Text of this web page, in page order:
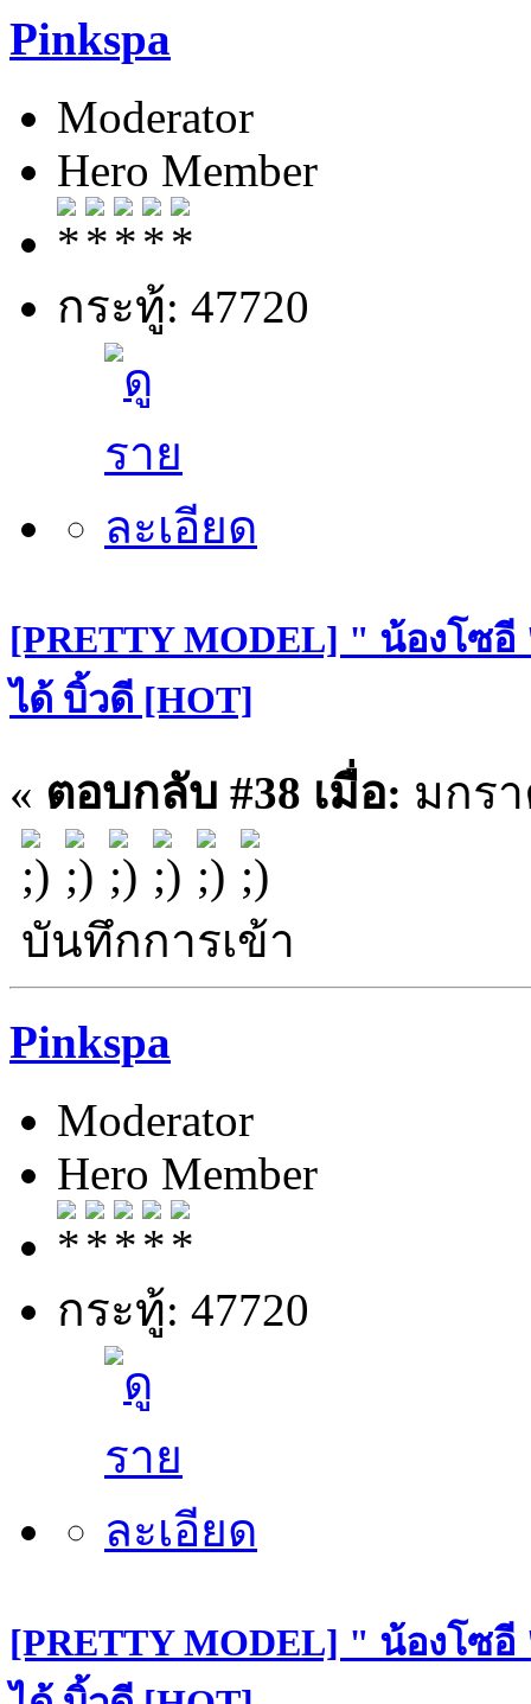
Pinkspa
Moderator
Hero Member
กระทู้: 47720
[PRETTY MODEL] " น้องโซ
ได้ บิ้วดี [HOT]
« ตอบกลับ #38 เมื่อ: มกรา
บันทึกการเข้า
Pinkspa
Moderator
Hero Member
กระทู้: 47720
[PRETTY MODEL] " น้องโซ